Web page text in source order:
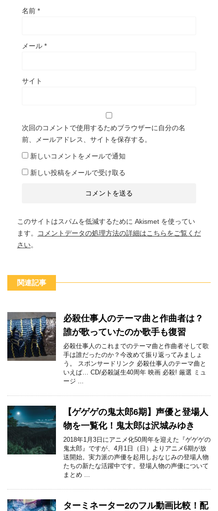
名前 *
メール *
サイト
次回のコメントで使用するためブラウザーに自分の名
前、メールアドレス、サイトを保存する。
新しいコメントをメールで通知
新しい投稿をメールで受け取る
このサイトはスパムを低減するために Akismet を使ってい
ます。
コメントデータの処理方法の詳細はこちらをご覧くだ
さい。
関連記事
必殺仕事人のテーマ曲と作曲者は？
誰が歌っていたのか歌手も復習
必殺仕事人のこれまでのテーマ曲と作曲者そして歌
手は誰だったのか？今改めて振り返ってみましょ
う。 スポンサードリンク 必殺仕事人のテーマ曲と
いえば… CD/必殺誕生40周年 映画 必殺! 厳選 ミュ
ージ ...
【ゲゲゲの鬼太郎6期】声優と登場人
物を一覧化！鬼太郎は沢城みゆき
2018年1月3日にアニメ化50周年を迎えた『ゲゲゲの
鬼太郎』ですが、4月1日（日）よりアニメ6期が放
送開始。実力派の声優を起用しおなじみの登場人物
たちの新たな活躍中です。登場人物の声優について
まとめ ...
ターミネーター2のフル動画比較！配